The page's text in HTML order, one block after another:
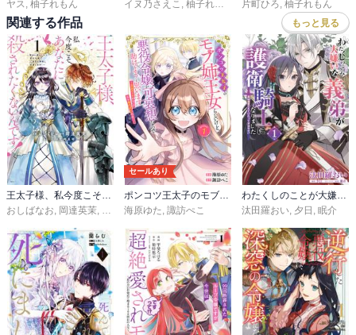
ヤス 柚子れもん
イヌ乃さえこ
柚子れもん
片町ひろ 柚子れもん
関連する作品 もっと見る
王太子様、私今度こそあなたに殺されたくないんです！ ～聖女に嵌められた貧乏令嬢、二度目は串刺し回避します！～
おしばなお, 岡達英茉, 先崎真琴
セールあり
ポンコツ王太子のモブ姉王女らしいけど、悪役令嬢が可哀想なので助けようと思います～王女ルートがない！？なら作ればいいのよ！～@COMIC
海原ゆた, 諏訪ぺこ
わたくしのことが大嫌いな義弟が護衛騎士になりました
汰田羅おい, 夕日 , 眠介